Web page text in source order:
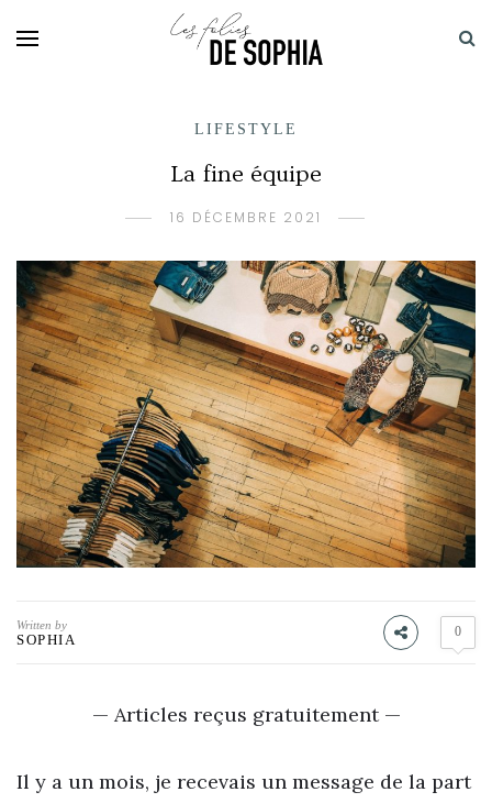
LIFESTYLE
La fine équipe
16 DÉCEMBRE 2021
Written by
SOPHIA 0
— Articles reçus gratuitement —
Il y a un mois, je recevais un message de la part